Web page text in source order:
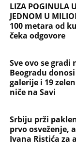
LIZA POGINULA
JEDNOM U
100 metara od
čeka odgovore
Sve ovo se
Beogradu
galerije i 19
niče na Savi
Srbiju prži
prvo osveženje,
Ivana Ristića za